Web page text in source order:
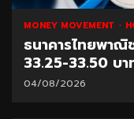
MONEY MOVEMENT
ธนาคารไทยพาณิ
33.25-33.50 บ
04/08/2026